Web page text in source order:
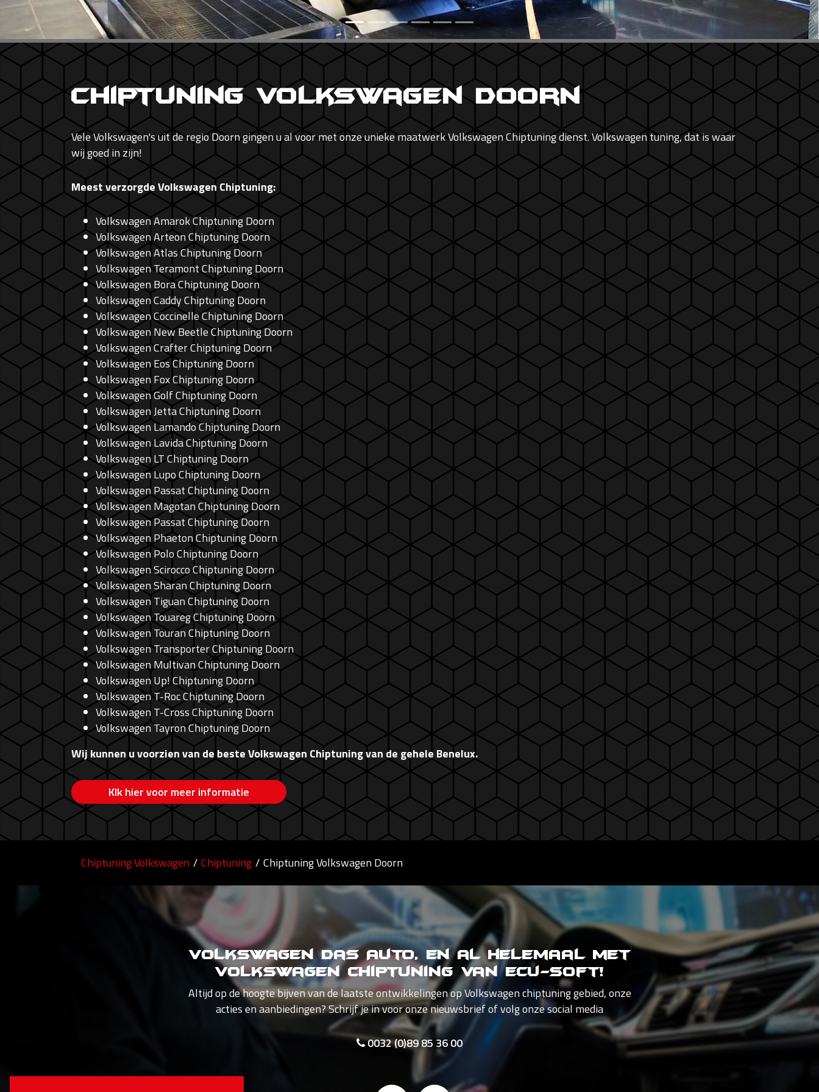
Chiptuning Volkswagen Doorn
Vele Volkswagen's uit de regio Doorn gingen u al voor met onze unieke maatwerk Volkswagen Chiptuning dienst. Volkswagen tuning, dat is waar
wij goed in zijn!
Meest verzorgde Volkswagen Chiptuning:
Volkswagen Amarok Chiptuning Doorn
Volkswagen Arteon Chiptuning Doorn
Volkswagen Atlas Chiptuning Doorn
Volkswagen Teramont Chiptuning Doorn
Volkswagen Bora Chiptuning Doorn
Volkswagen Caddy Chiptuning Doorn
Volkswagen Coccinelle Chiptuning Doorn
Volkswagen New Beetle Chiptuning Doorn
Volkswagen Crafter Chiptuning Doorn
Volkswagen Eos Chiptuning Doorn
Volkswagen Fox Chiptuning Doorn
Volkswagen Golf Chiptuning Doorn
Volkswagen Jetta Chiptuning Doorn
Volkswagen Lamando Chiptuning Doorn
Volkswagen Lavida Chiptuning Doorn
Volkswagen LT Chiptuning Doorn
Volkswagen Lupo Chiptuning Doorn
Volkswagen Passat Chiptuning Doorn
Volkswagen Magotan Chiptuning Doorn
Volkswagen Passat Chiptuning Doorn
Volkswagen Phaeton Chiptuning Doorn
Volkswagen Polo Chiptuning Doorn
Volkswagen Scirocco Chiptuning Doorn
Volkswagen Sharan Chiptuning Doorn
Volkswagen Tiguan Chiptuning Doorn
Volkswagen Touareg Chiptuning Doorn
Volkswagen Touran Chiptuning Doorn
Volkswagen Transporter Chiptuning Doorn
Volkswagen Multivan Chiptuning Doorn
Volkswagen Up! Chiptuning Doorn
Volkswagen T-Roc Chiptuning Doorn
Volkswagen T-Cross Chiptuning Doorn
Volkswagen Tayron Chiptuning Doorn
Wij kunnen u voorzien van de beste Volkswagen Chiptuning van de gehele Benelux.
Klk hier voor meer informatie
Chiptuning Volkswagen / Chiptuning / Chiptuning Volkswagen Doorn
Volkswagen Das Auto, en al helemaal met
Volkswagen Chiptuning van Ecu-Soft!
Altijd op de hoogte bijven van de laatste ontwikkelingen op Volkswagen chiptuning gebied, onze
acties en aanbiedingen? Schrijf je in voor onze nieuwsbrief of volg onze social media
0032 (0)89 85 36 00